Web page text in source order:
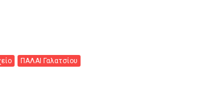
ΠΑΛΑΙ Γαλατσίου